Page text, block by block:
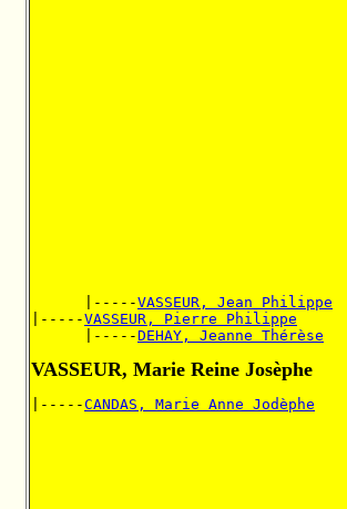
      |-----
VASSEUR, Jean Philippe
|-----VASSEUR, Pierre Philippe
      |-----
DEHAY, Jeanne Thérèse
VASSEUR, Marie Reine Josèphe
|-----CANDAS, Marie Anne Jodèphe